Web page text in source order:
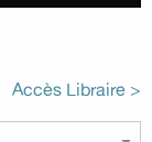
Accès Libraire >